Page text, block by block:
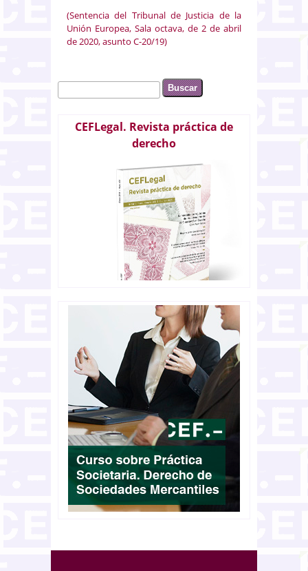
(Sentencia del Tribunal de Justicia de la
Unión Europea, Sala octava, de 2 de abril
de 2020, asunto C-20/19)
Formulario de búsqueda
Buscar
CEFLegal. Revista práctica de
derecho